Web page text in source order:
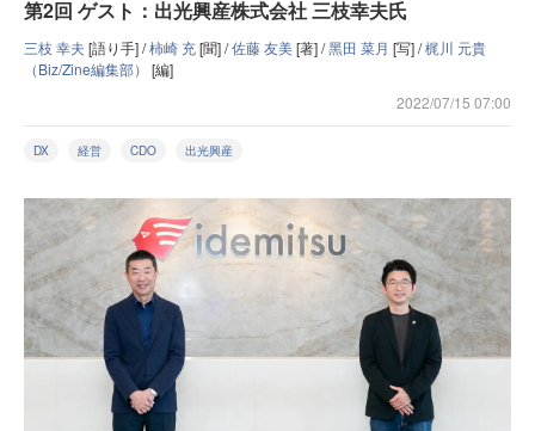
第2回 ゲスト：出光興産株式会社 三枝幸夫氏
三枝 幸夫 [語り手] /柿崎 充[聞] /佐藤 友美[著] /黑田 菜月 [写] /梶川 元貴
（Biz/Zine編集部） [編]
2022/07/15 07:00
DX 経営 CDO 出光興産